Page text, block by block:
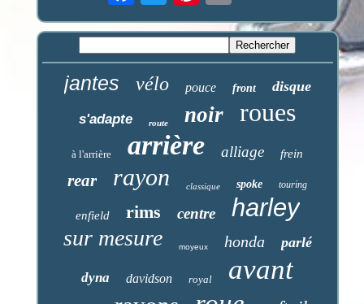
jantes vélo pouce front disque
s'adapte route noir roues
à l'arrière arrière alliage frein
rear rayon classique spoke touring
enfield rims centre harley
sur mesure moyeux honda parlé
dyna davidson royal avant